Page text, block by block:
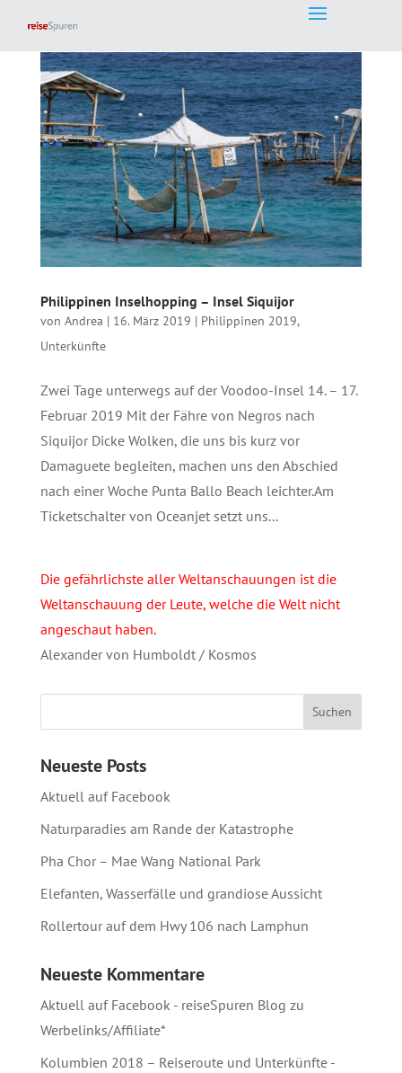
Philippinen Inselhopping – Insel Siquijor
von Andrea | 16. März 2019 | Philippinen 2019,
Unterkünfte
Zwei Tage unterwegs auf der Voodoo-Insel 14. – 17.
Februar 2019 Mit der Fähre von Negros nach
Siquijor Dicke Wolken, die uns bis kurz vor
Damaguete begleiten, machen uns den Abschied
nach einer Woche Punta Ballo Beach leichter.Am
Ticketschalter von Oceanjet setzt uns...
Die gefährlichste aller Weltanschauungen ist die
Weltanschauung der Leute, welche die Welt nicht
angeschaut haben.
Alexander von Humboldt / Kosmos
Neueste Posts
Aktuell auf Facebook
Naturparadies am Rande der Katastrophe
Pha Chor – Mae Wang National Park
Elefanten, Wasserfälle und grandiose Aussicht
Rollertour auf dem Hwy 106 nach Lamphun
Neueste Kommentare
Aktuell auf Facebook - reiseSpuren Blog zu
Werbelinks/Affiliate*
Kolumbien 2018 – Reiseroute und Unterkünfte -